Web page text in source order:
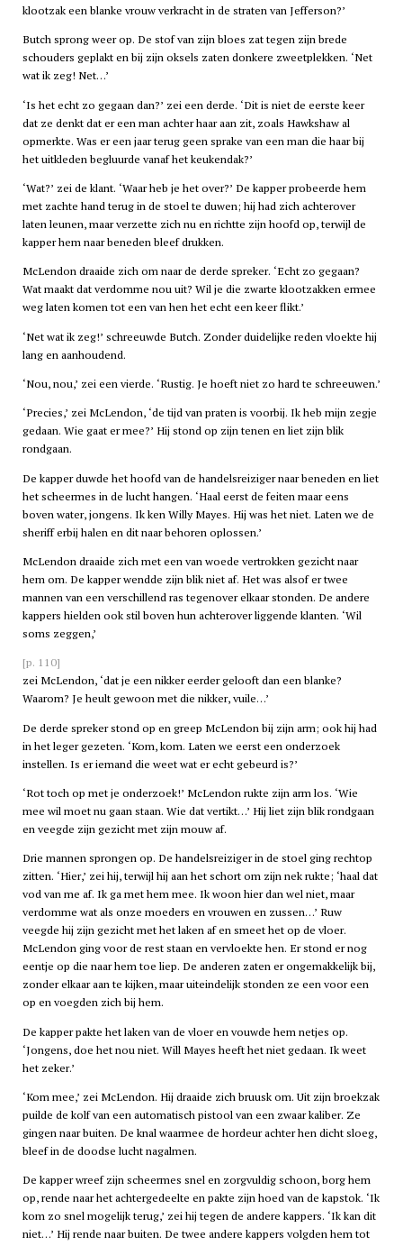
klootzak een blanke vrouw verkracht in de straten van Jefferson?’
Butch sprong weer op. De stof van zijn bloes zat tegen zijn brede
schouders geplakt en bij zijn oksels zaten donkere zweetplekken. ‘Net
wat ik zeg! Net…’
‘Is het echt zo gegaan dan?’ zei een derde. ‘Dit is niet de eerste keer
dat ze denkt dat er een man achter haar aan zit, zoals Hawkshaw al
opmerkte. Was er een jaar terug geen sprake van een man die haar bij
het uitkleden begluurde vanaf het keukendak?’
‘Wat?’ zei de klant. ‘Waar heb je het over?’ De kapper probeerde hem
met zachte hand terug in de stoel te duwen; hij had zich achterover
laten leunen, maar verzette zich nu en richtte zijn hoofd op, terwijl de
kapper hem naar beneden bleef drukken.
McLendon draaide zich om naar de derde spreker. ‘Echt zo gegaan?
Wat maakt dat verdomme nou uit? Wil je die zwarte klootzakken ermee
weg laten komen tot een van hen het echt een keer flikt.’
‘Net wat ik zeg!’ schreeuwde Butch. Zonder duidelijke reden vloekte hij
lang en aanhoudend.
‘Nou, nou,’ zei een vierde. ‘Rustig. Je hoeft niet zo hard te schreeuwen.’
‘Precies,’ zei McLendon, ‘de tijd van praten is voorbij. Ik heb mijn zegje
gedaan. Wie gaat er mee?’ Hij stond op zijn tenen en liet zijn blik
rondgaan.
De kapper duwde het hoofd van de handelsreiziger naar beneden en liet
het scheermes in de lucht hangen. ‘Haal eerst de feiten maar eens
boven water, jongens. Ik ken Willy Mayes. Hij was het niet. Laten we de
sheriff erbij halen en dit naar behoren oplossen.’
McLendon draaide zich met een van woede vertrokken gezicht naar
hem om. De kapper wendde zijn blik niet af. Het was alsof er twee
mannen van een verschillend ras tegenover elkaar stonden. De andere
kappers hielden ook stil boven hun achterover liggende klanten. ‘Wil
soms zeggen,’
[p. 110]
zei McLendon, ‘dat je een nikker eerder gelooft dan een blanke?
Waarom? Je heult gewoon met die nikker, vuile…’
De derde spreker stond op en greep McLendon bij zijn arm; ook hij had
in het leger gezeten. ‘Kom, kom. Laten we eerst een onderzoek
instellen. Is er iemand die weet wat er echt gebeurd is?’
‘Rot toch op met je onderzoek!’ McLendon rukte zijn arm los. ‘Wie
mee wil moet nu gaan staan. Wie dat vertikt…’ Hij liet zijn blik rondgaan
en veegde zijn gezicht met zijn mouw af.
Drie mannen sprongen op. De handelsreiziger in de stoel ging rechtop
zitten. ‘Hier,’ zei hij, terwijl hij aan het schort om zijn nek rukte; ‘haal dat
vod van me af. Ik ga met hem mee. Ik woon hier dan wel niet, maar
verdomme wat als onze moeders en vrouwen en zussen…’ Ruw
veegde hij zijn gezicht met het laken af en smeet het op de vloer.
McLendon ging voor de rest staan en vervloekte hen. Er stond er nog
eentje op die naar hem toe liep. De anderen zaten er ongemakkelijk bij,
zonder elkaar aan te kijken, maar uiteindelijk stonden ze een voor een
op en voegden zich bij hem.
De kapper pakte het laken van de vloer en vouwde hem netjes op.
‘Jongens, doe het nou niet. Will Mayes heeft het niet gedaan. Ik weet
het zeker.’
‘Kom mee,’ zei McLendon. Hij draaide zich bruusk om. Uit zijn broekzak
puilde de kolf van een automatisch pistool van een zwaar kaliber. Ze
gingen naar buiten. De knal waarmee de hordeur achter hen dicht sloeg,
bleef in de doodse lucht nagalmen.
De kapper wreef zijn scheermes snel en zorgvuldig schoon, borg hem
op, rende naar het achtergedeelte en pakte zijn hoed van de kapstok. ‘Ik
kom zo snel mogelijk terug,’ zei hij tegen de andere kappers. ‘Ik kan dit
niet…’ Hij rende naar buiten. De twee andere kappers volgden hem tot